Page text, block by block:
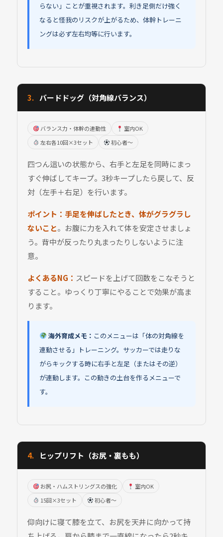
らない」ことが重視されます。利き足側だけ強く
なると怪我のリスクが上がるため、体幹トレーニ
ングは必ず左右均等に行います。
3. バードドッグ（対角線バランス）
バランス力・体幹の連動性
室内OK
左右各10回×3セット
初心者〜
四つん這いの状態から、右手と左足を同時にまっ
すぐ伸ばしてキープ。3秒キープしたら戻して、反
対（左手＋右足）を行います。
ポイント： 手足を伸ばしたとき、体がグラグラし
ないこと。お腹に力を入れて体を安定させましょ
う。背中が反ったり丸まったりしないように注
意。
よくあるNG： スピードを上げて回数をこなそうと
すること。ゆっくり丁寧にやることで効果が高ま
ります。
海外育成メモ： このメニューは「体の対角線を
連動させる」トレーニング。サッカーでは走りな
がらキックする時に右手と左足（またはその逆）
が連動します。この動きの土台を作るメニューで
す。
4. ヒップリフト（お尻・裏もも）
お尻・ハムストリングスの強化
室内OK
15回×3セット
初心者〜
仰向けに寝て膝を立て、お尻を天井に向かって持